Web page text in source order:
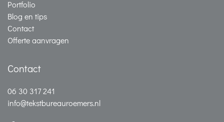
Portfolio
Blog en tips
Contact
Offerte aanvragen
Contact
06 30 317 241
info@tekstbureauroemers.nl